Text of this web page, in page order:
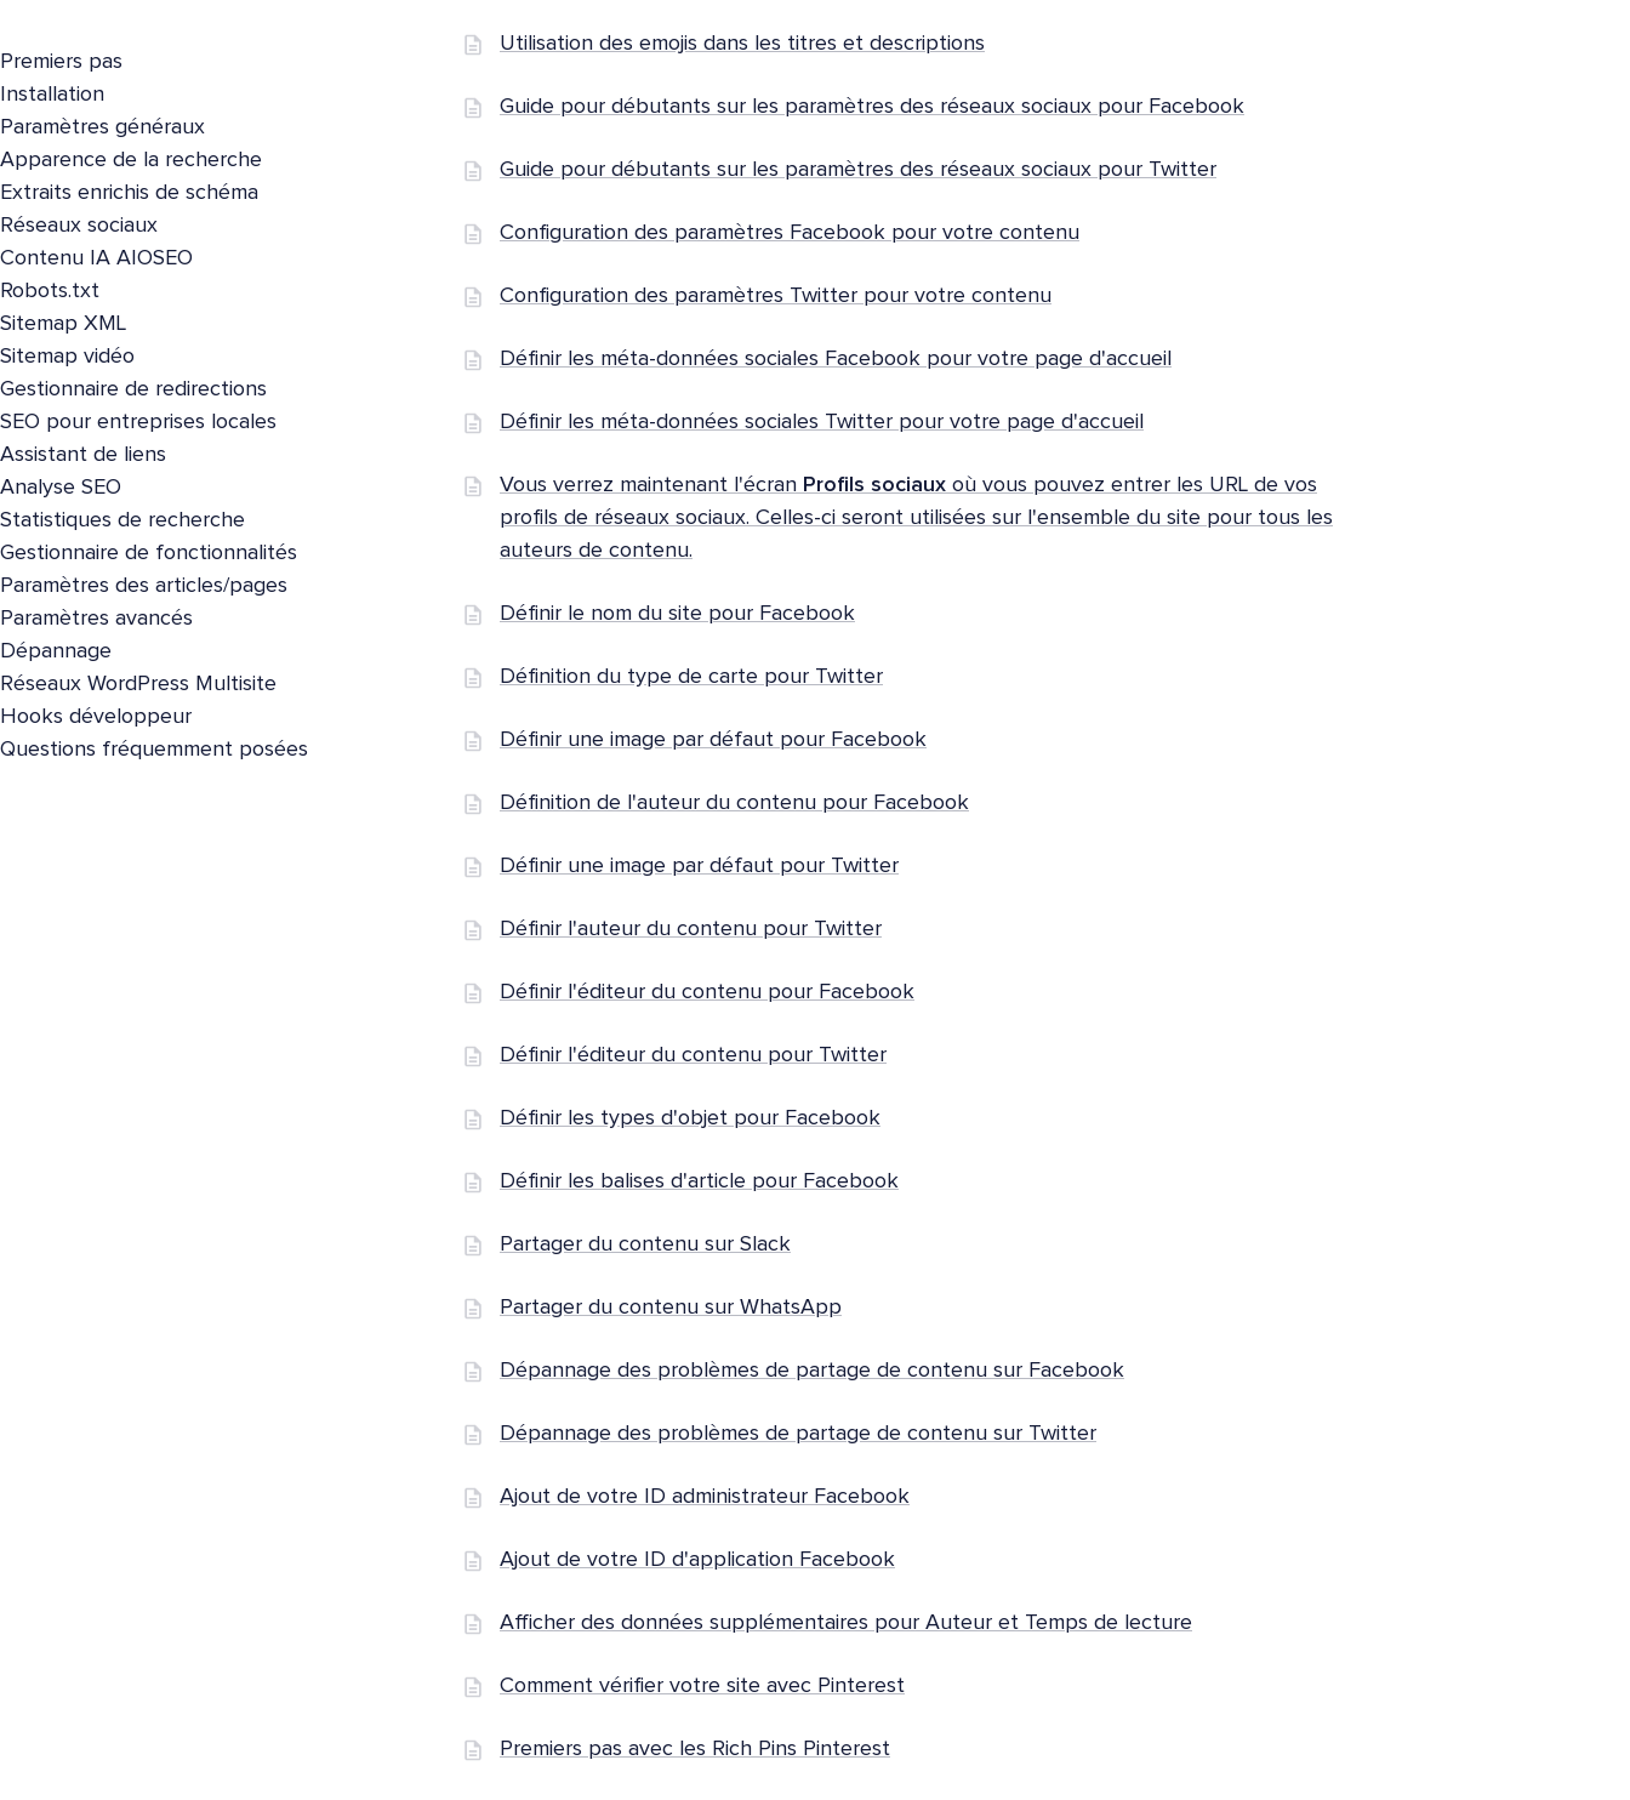
Utilisation des emojis dans les titres et descriptions
Guide pour débutants sur les paramètres des réseaux sociaux pour Facebook
Guide pour débutants sur les paramètres des réseaux sociaux pour Twitter
Configuration des paramètres Facebook pour votre contenu
Configuration des paramètres Twitter pour votre contenu
Définir les méta-données sociales Facebook pour votre page d'accueil
Définir les méta-données sociales Twitter pour votre page d'accueil
Vous verrez maintenant l'écran Profils sociaux où vous pouvez entrer les URL de vos
profils de réseaux sociaux. Celles-ci seront utilisées sur l'ensemble du site pour tous les
auteurs de contenu.
Définir le nom du site pour Facebook
Définition du type de carte pour Twitter
Définir une image par défaut pour Facebook
Définition de l'auteur du contenu pour Facebook
Définir une image par défaut pour Twitter
Définir l'auteur du contenu pour Twitter
Définir l'éditeur du contenu pour Facebook
Définir l'éditeur du contenu pour Twitter
Définir les types d'objet pour Facebook
Définir les balises d'article pour Facebook
Partager du contenu sur Slack
Partager du contenu sur WhatsApp
Dépannage des problèmes de partage de contenu sur Facebook
Dépannage des problèmes de partage de contenu sur Twitter
Ajout de votre ID administrateur Facebook
Ajout de votre ID d'application Facebook
Afficher des données supplémentaires pour Auteur et Temps de lecture
Comment vérifier votre site avec Pinterest
Premiers pas avec les Rich Pins Pinterest
Premiers pas
Installation
Paramètres généraux
Apparence de la recherche
Extraits enrichis de schéma
Réseaux sociaux
Contenu IA AIOSEO
Robots.txt
Sitemap XML
Sitemap vidéo
Gestionnaire de redirections
SEO pour entreprises locales
Assistant de liens
Analyse SEO
Statistiques de recherche
Gestionnaire de fonctionnalités
Paramètres des articles/pages
Paramètres avancés
Dépannage
Réseaux WordPress Multisite
Hooks développeur
Questions fréquemment posées